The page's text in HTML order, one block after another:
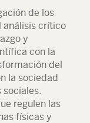
de los
análisis crítico
y
con la
del
la sociedad
sociales.
regulen las
físicas y